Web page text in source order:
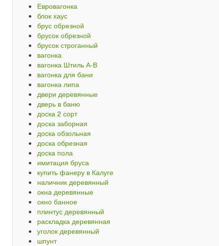
Евровагонка
блок хаус
брус обрезной
брусок обрезной
брусок строганный
вагонка
вагонка Штиль А-В
вагонка для бани
вагонка липа
двери деревянные
дверь в баню
доска 2 сорт
доска заборная
доска обзольная
доска обрезная
доска пола
имитация бруса
купить фанеру в Калуге
наличник деревянный
окна деревянные
окно банное
плинтус деревянный
раскладка деревянная
уголок деревянный
шпунт